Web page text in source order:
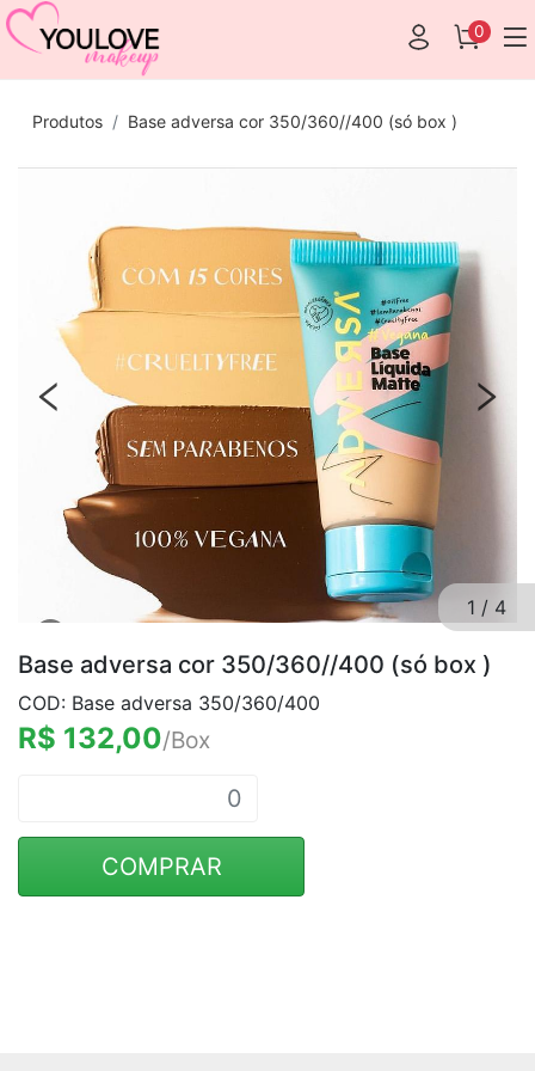
0
Produtos Base adversa cor 350/360//400 (só box )
1 / 4
Base adversa cor 350/360//400 (só box )
COD: Base adversa 350/360/400
R$ 132,00/Box
COMPRAR